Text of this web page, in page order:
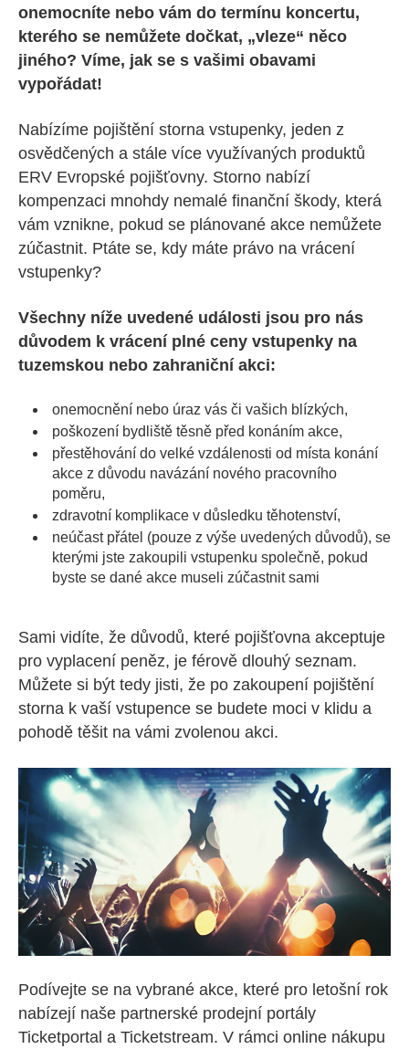
onemocníte nebo vám do termínu koncertu,
kterého se nemůžete dočkat, „vleze“ něco
jiného? Víme, jak se s vašimi obavami
vypořádat!
Nabízíme pojištění storna vstupenky, jeden z
osvědčených a stále více využívaných produktů
ERV Evropské pojišťovny. Storno nabízí
kompenzaci mnohdy nemalé finanční škody, která
vám vznikne, pokud se plánované akce nemůžete
zúčastnit. Ptáte se, kdy máte právo na vrácení
vstupenky?
Všechny níže uvedené události jsou pro nás
důvodem k vrácení plné ceny vstupenky na
tuzemskou nebo zahraniční akci:
onemocnění nebo úraz vás či vašich blízkých,
poškození bydliště těsně před konáním akce,
přestěhování do velké vzdálenosti od místa konání
akce z důvodu navázání nového pracovního
poměru,
zdravotní komplikace v důsledku těhotenství,
neúčast přátel (pouze z výše uvedených důvodů), se
kterými jste zakoupili vstupenku společně, pokud
byste se dané akce museli zúčastnit sami
Sami vidíte, že důvodů, které pojišťovna akceptuje
pro vyplacení peněz, je férově dlouhý seznam.
Můžete si být tedy jisti, že po zakoupení pojištění
storna k vaší vstupence se budete moci v klidu a
pohodě těšit na vámi zvolenou akci.
Podívejte se na vybrané akce, které pro letošní rok
nabízejí naše partnerské prodejní portály
Ticketportal a Ticketstream. V rámci online nákupu